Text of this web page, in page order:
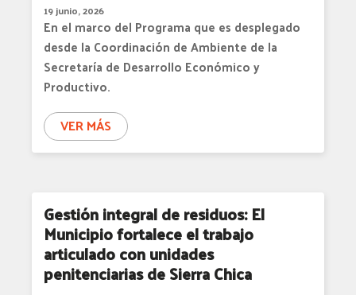
19 junio, 2026
En el marco del Programa que es desplegado
desde la Coordinación de Ambiente de la
Secretaría de Desarrollo Económico y
Productivo.
VER MÁS
Gestión integral de residuos: El
Municipio fortalece el trabajo
articulado con unidades
penitenciarias de Sierra Chica